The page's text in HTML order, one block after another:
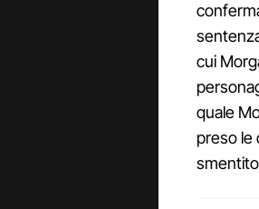
cui
quale
preso le